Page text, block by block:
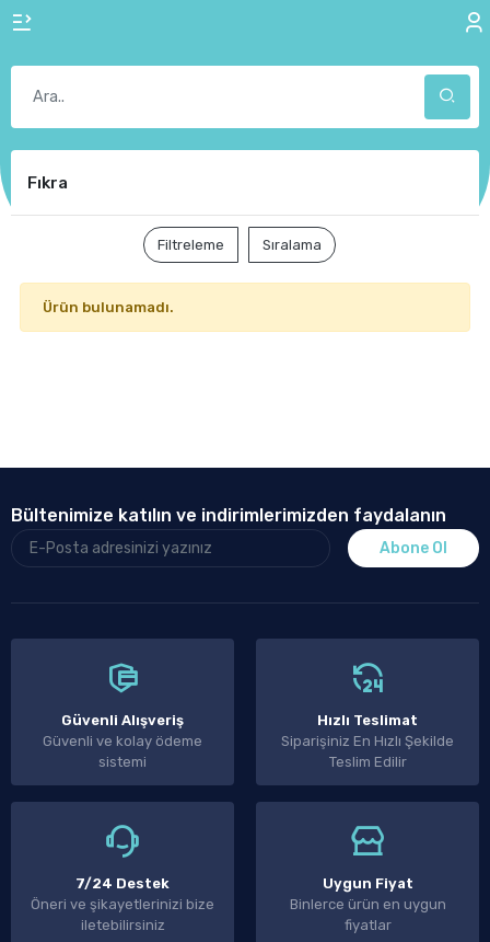
Fıkra
Filtreleme Sıralama
Ürün bulunamadı.
Bültenimize katılın ve indirimlerimizden faydalanın
Abone Ol
Güvenli Alışveriş
Güvenli ve kolay ödeme
sistemi
Hızlı Teslimat
Siparişiniz En Hızlı Şekilde
Teslim Edilir
7/24 Destek
Öneri ve şikayetlerinizi bize
iletebilirsiniz
Uygun Fiyat
Binlerce ürün en uygun
fiyatlar